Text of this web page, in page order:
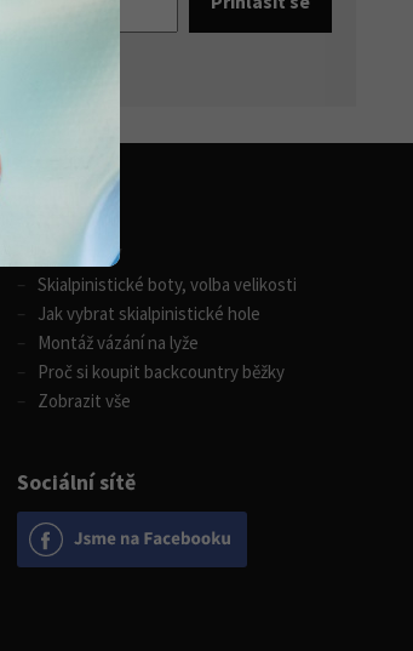
Sociální sítě
Zimní sporty
Skialpinistické boty, volba velikosti
Jak vybrat skialpinistické hole
Montáž vázání na lyže
Proč si koupit backcountry běžky
Zobrazit vše